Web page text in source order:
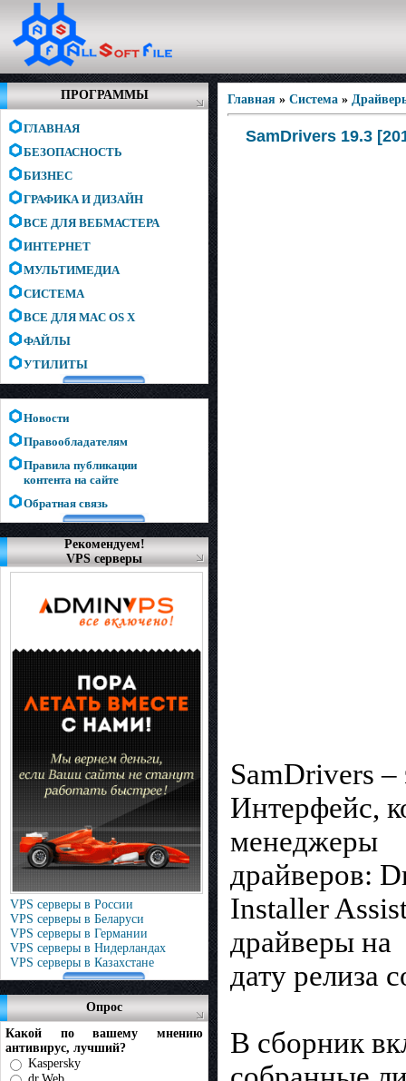
ПРОГРАММЫ
ГЛАВНАЯ
БЕЗОПАСНОСТЬ
БИЗНЕС
ГРАФИКА И ДИЗАЙН
ВСЕ ДЛЯ ВЕБМАСТЕРА
ИНТЕРНЕТ
МУЛЬТИМЕДИА
СИСТЕМА
ВСЕ ДЛЯ MAC OS X
ФАЙЛЫ
УТИЛИТЫ
Новости
Правообладателям
Правила публикации
контента на сайте
Обратная связь
Рекомендуем!
VPS серверы
VPS серверы в России
VPS серверы в Беларуси
VPS серверы в Германии
VPS серверы в Нидерландах
VPS серверы в Казахстане
Опрос
Какой по вашему мнению
антивирус, лучший?
Kaspersky
Главная » Система »
SamDrivers 19.3
SamDrivers
Интерфейс,
менеджеры
драйверов:
Installer
драйверы на
дату релиза
В сборник